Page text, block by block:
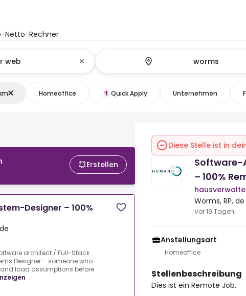
Netto-Rechner
Homeoffice Quick Apply Unternehmen
Erstellen
Designer – 100%
architect / Full-Stack
Designer – someone who
load assumptions before
Diese Stelle ist in
Software-
– 100%
Worms, RP, de
Vor 19 Tagen
Anstellungsart
Homeoffice
Stellenbeschreibung
Dies ist ein Remote Job.